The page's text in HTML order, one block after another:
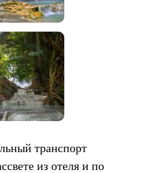
транспорт
из отеля и по